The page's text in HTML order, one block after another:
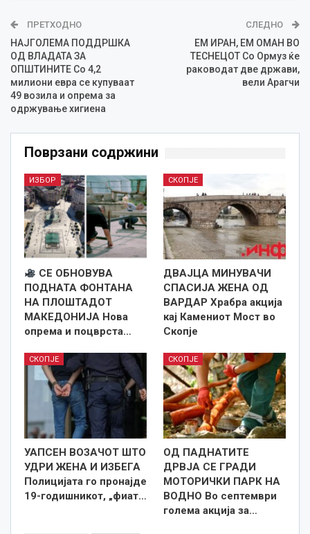
ПРЕТХОДНО
НАЈГОЛЕМА ПОДДРШКА
ОД ВЛАДАТА ЗА
ОПШТИНИТЕ Со 4,2
милиони евра се купуваат
49 возила и опрема за
одржување хигиена
СЛЕДНО
ЕМ ИРАН, ЕМ ОМАН ВО
ТЕСНЕЦОТ Со Ормуз ќе
раководат две држави,
вели Арагчи
Поврзани содржини
ИЗБОР
СЕ ОБНОВУВА
ПОДНАТА ФОНТАНА
НА ПЛОШТАДОТ
МАКЕДОНИЈА Нова
опрема и поцврста…
СКОПЈЕ
ДВАЈЦА МИНУВАЧИ
СПАСИЈА ЖЕНА ОД
ВАРДАР Храбра акција
кај Камениот Мост во
Скопје
СКОПЈЕ
УАПСЕН ВОЗАЧОТ ШТО
УДРИ ЖЕНА И ИЗБЕГА
Полицијата го пронајде
19-годишникот, „фиат…
СКОПЈЕ
ОД ПАДНАТИТЕ
ДРВЈА СЕ ГРАДИ
МОТОРИЧКИ ПАРК НА
ВОДНО Во септември
голема акција за…